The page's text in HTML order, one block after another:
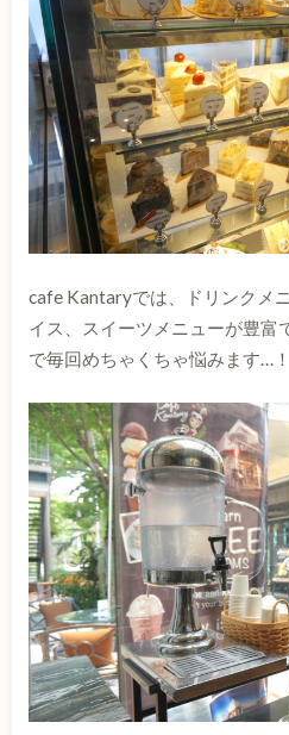
cafe Kantaryでは、ドリンクメ
イス、スイーツメニューが豊富
で毎回めちゃくちゃ悩みます…！